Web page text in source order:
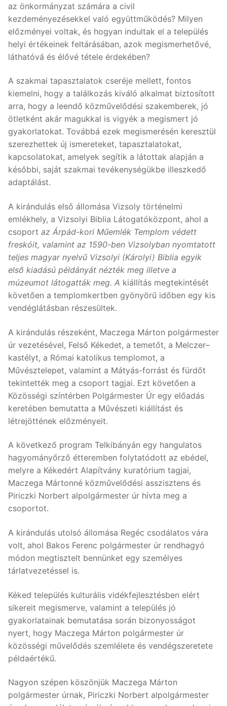
az önkormányzat számára a civil
kezdeményezésekkel való együttműködés? Milyen
előzményei voltak, és hogyan indultak el a település
helyi értékeinek feltárásában, azok megismerhetővé,
láthatóvá és élővé tétele érdekében?
A szakmai tapasztalatok cseréje mellett, fontos
kiemelni, hogy a találkozás kiváló alkalmat biztosított
arra, hogy a leendő közművelődési szakemberek, jó
ötletként akár magukkal is vigyék a megismert jó
gyakorlatokat. Továbbá ezek megismerésén keresztül
szerezhettek új ismereteket, tapasztalatokat,
kapcsolatokat, amelyek segítik a látottak alapján a
későbbi, saját szakmai tevékenységükbe illeszkedő
adaptálást.
A kirándulás első állomása Vizsoly történelmi
emlékhely, a Vizsolyi Biblia Látogatóközpont, ahol a
csoport az Árpád-kori Műemlék Templom védett
freskóit, valamint az 1590-ben Vizsolyban nyomtatott
teljes magyar nyelvű Vizsolyi (Károlyi) Biblia egyik
első kiadású példányát nézték meg illetve a
múzeumot látogatták meg. A kiállítás megtekintését
követően a templomkertben gyönyörű időben egy kis
vendéglátásban részesültek.
A kirándulás részeként, Maczega Márton polgármester
úr vezetésével, Felső Kékedet, a temetőt, a Melczer–
kastélyt, a Római katolikus templomot, a
Művésztelepet, valamint a Mátyás-forrást és fürdőt
tekintették meg a csoport tagjai. Ezt követően a
Közösségi színtérben Polgármester Úr egy előadás
keretében bemutatta a Művészeti kiállítást és
létrejöttének előzményeit.
A következő program Telkibányán egy hangulatos
hagyományőrző étteremben folytatódott az ebédel,
melyre a Kékedért Alapítvány kuratórium tagjai,
Maczega Mártonné közművelődési asszisztens és
Piriczki Norbert alpolgármester úr hívta meg a
csoportot.
A kirándulás utolsó állomása Regéc csodálatos vára
volt, ahol Bakos Ferenc polgármester úr rendhagyó
módon megtisztelt bennünket egy személyes
tárlatvezetéssel is.
Kéked település kulturális vidékfejlesztésben elért
sikereit megismerve, valamint a település jó
gyakorlatainak bemutatása során bizonyosságot
nyert, hogy Maczega Márton polgármester úr
közösségi művelődés szemlélete és vendégszeretete
példaértékű.
Nagyon szépen köszönjük Maczega Márton
polgármester úrnak, Piriczki Norbert alpolgármester